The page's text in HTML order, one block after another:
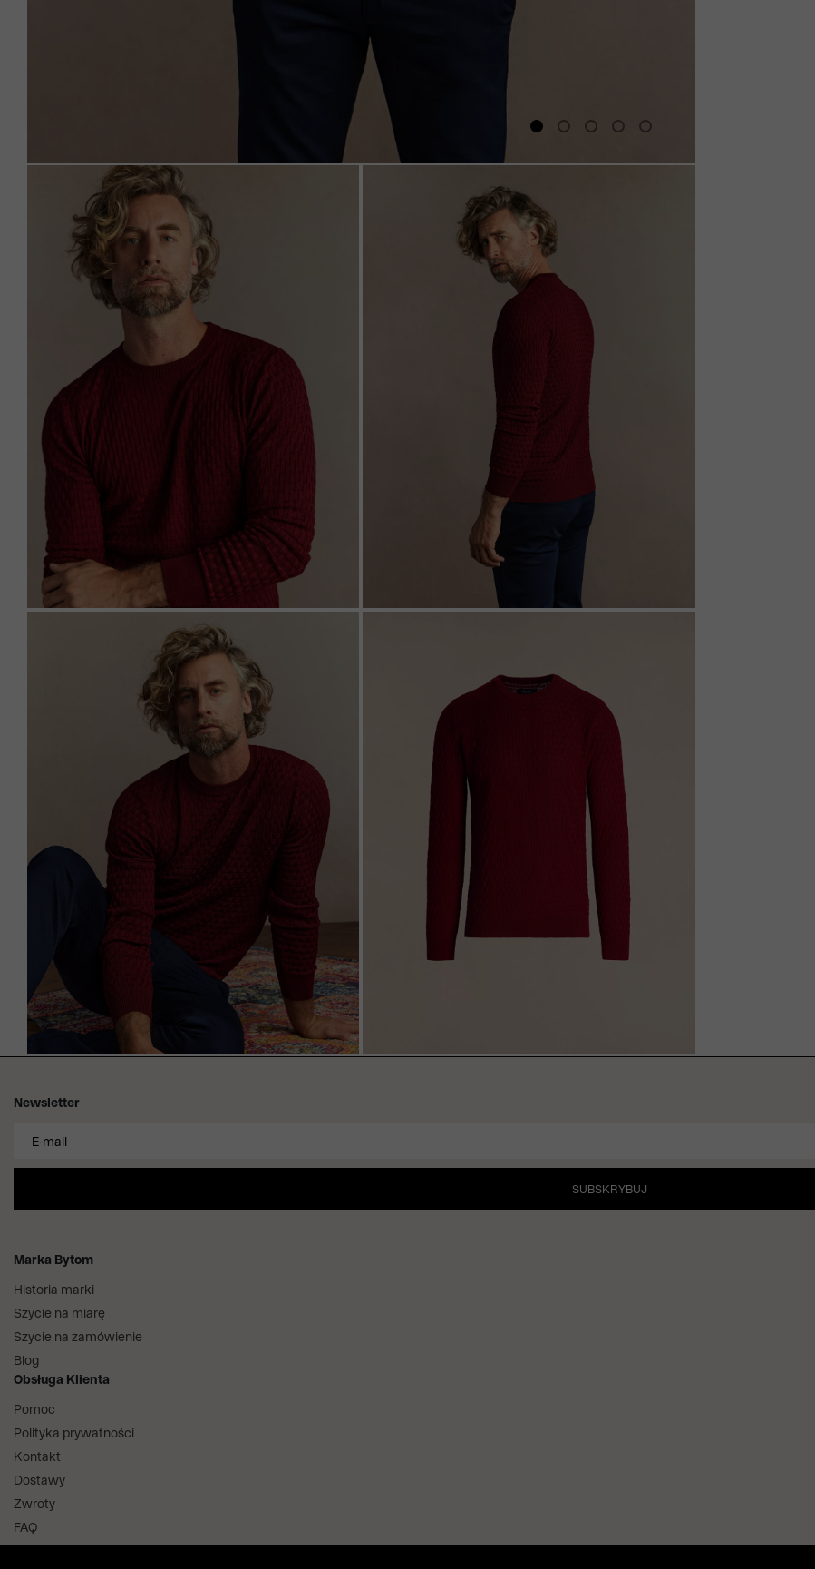
Marka Bytom
Historia marki
Szycie na miarę
Szycie na zamówienie
Blog
Obsługa Klienta
Pomoc
Polityka prywatności
Kontakt
Dostawy
Zwroty
FAQ
Newsletter